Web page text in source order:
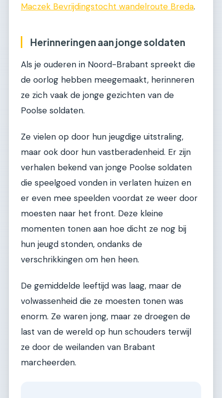
Maczek Bevrijdingstocht wandelroute Breda.
Herinneringen aan jonge soldaten
Als je ouderen in Noord-Brabant spreekt die
de oorlog hebben meegemaakt, herinneren
ze zich vaak de jonge gezichten van de
Poolse soldaten.
Ze vielen op door hun jeugdige uitstraling,
maar ook door hun vastberadenheid. Er zijn
verhalen bekend van jonge Poolse soldaten
die speelgoed vonden in verlaten huizen en
er even mee speelden voordat ze weer door
moesten naar het front. Deze kleine
momenten tonen aan hoe dicht ze nog bij
hun jeugd stonden, ondanks de
verschrikkingen om hen heen.
De gemiddelde leeftijd was laag, maar de
volwassenheid die ze moesten tonen was
enorm. Ze waren jong, maar ze droegen de
last van de wereld op hun schouders terwijl
ze door de weilanden van Brabant
marcheerden.